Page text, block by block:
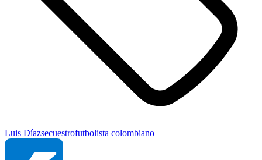
Luis Díazsecuestrofutbolista colombiano